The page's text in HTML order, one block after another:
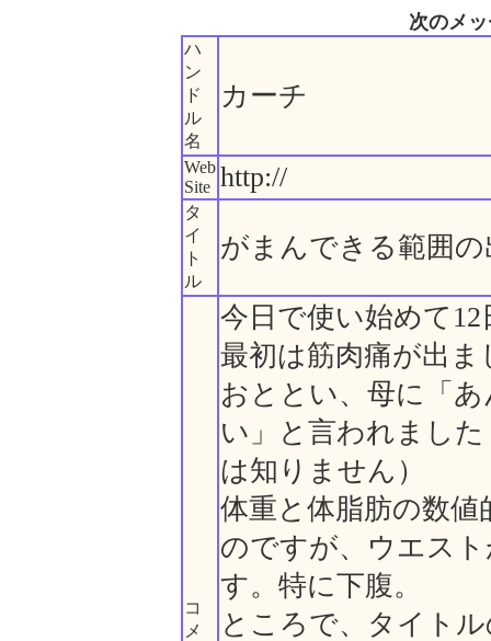
次のメ
ハ
ン
ド
ル
名
カーチ
Web
Site http://
タ
イ
ト
ル
がまんできる範囲の
コ
メ
今日で使い始めて
最初は筋肉痛が出
おととい、母に「
い」と言われまし
は知りません）
体重と体脂肪の数
のですが、ウエス
す。特に下腹。
ところで、タイト